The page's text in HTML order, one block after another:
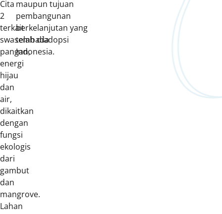
Cita
2
terkait
swasembada
pangan,
energi
hijau
dan
air,
dikaitkan
dengan
fungsi
ekologis
dari
gambut
dan
mangrove.
Lahan
maupun tujuan
pembangunan
berkelanjutan yang
telah diadopsi
Indonesia.